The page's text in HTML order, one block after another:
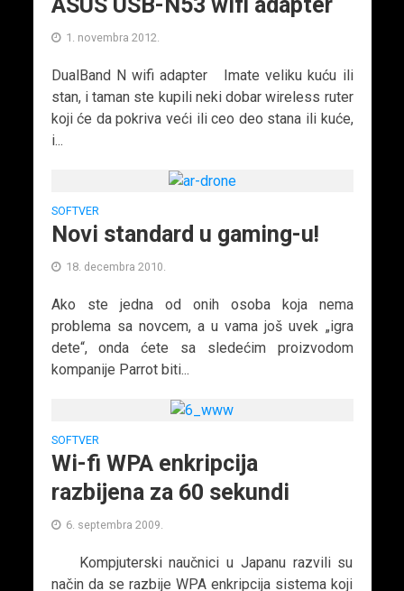
ASUS USB-N53 wifi adapter
1. novembra 2012.
DualBand N wifi adapter Imate veliku kuću ili
stan, i taman ste kupili neki dobar wireless ruter
koji će da pokriva veći ili ceo deo stana ili kuće,
i...
SOFTVER
Novi standard u gaming-u!
18. decembra 2010.
Ako ste jedna od onih osoba koja nema
problema sa novcem, a u vama još uvek „igra
dete“, onda ćete sa sledećim proizvodom
kompanije Parrot biti...
SOFTVER
Wi-fi WPA enkripcija
razbijena za 60 sekundi
6. septembra 2009.
Kompjuterski naučnici u Japanu razvili su
način da se razbije WPA enkripcija sistema koji